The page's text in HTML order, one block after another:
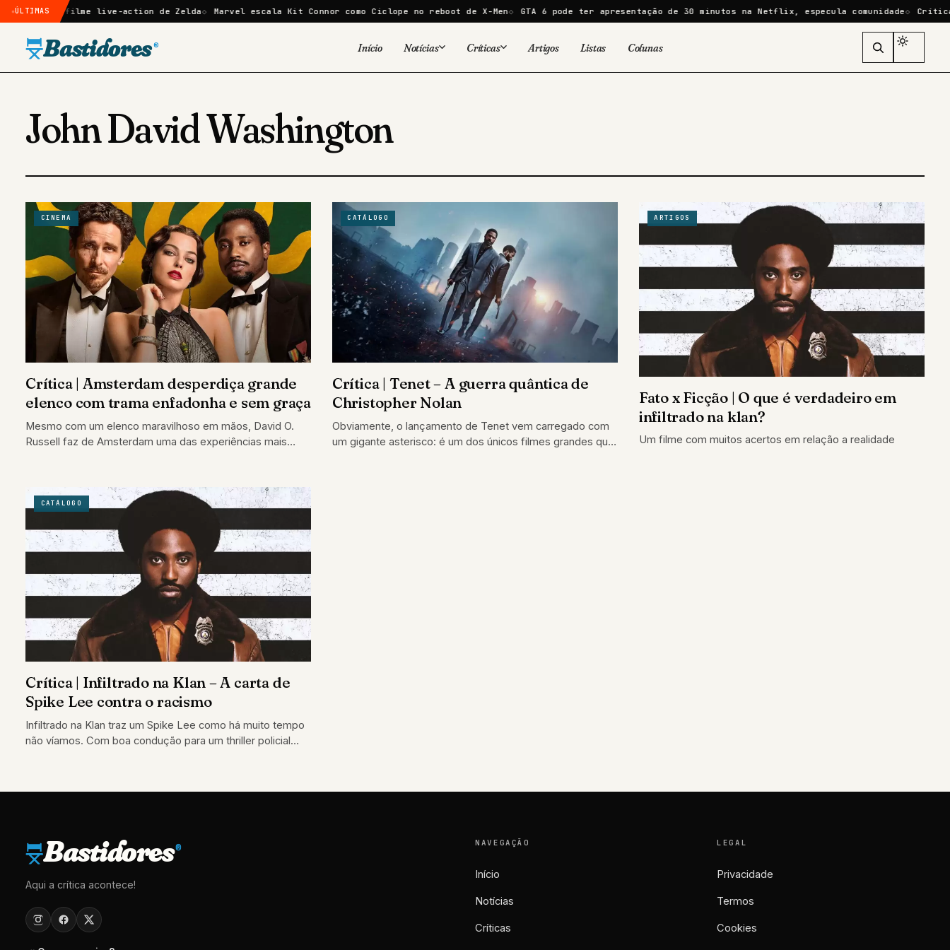
ÚLTIMAS
no filme live-action de Zelda Marvel escala Kit Connor como Ciclope no reboot de X-Men GTA 6 pode ter apresentação de 30 minutos na Netflix, especula comunidade Crítica |
Bastidores ® Início Notícias
Séries
Quadrinhos
Famosos
Livros
Tecnologia
Críticas
Livros
Artigos Listas Colunas
John David Washington
CINEMA
Crítica | Amsterdam desperdiça grande
elenco com trama enfadonha e sem graça
Mesmo com um elenco maravilhoso em mãos, David O.
Russell faz de Amsterdam uma das experiências mais
CATÁLOGO
Crítica | Tenet – A guerra quântica de
Christopher Nolan
Obviamente, o lançamento de Tenet vem carregado com
um gigante asterisco: é um dos únicos filmes grandes que
ARTIGOS
Fato x Ficção | O que é verdadeiro em
infiltrado na klan?
Um filme com muitos acertos em relação a realidade
CATÁLOGO
Crítica | Infiltrado na Klan – A carta de
Spike Lee contra o racismo
Infiltrado na Klan traz um Spike Lee como há muito tempo
não víamos. Com boa condução para um thriller policial
Bastidores®
Aqui a crítica acontece!
NAVEGAÇÃO
Início
Notícias
Críticas
LEGAL
Privacidade
Termos
Cookies